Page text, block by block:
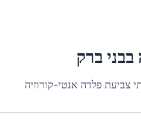
בבני ברק
צביעת פלדה אנטי-קורוזיה